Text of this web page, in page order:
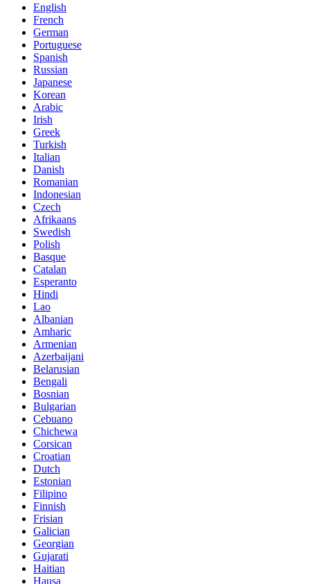
English
French
German
Portuguese
Spanish
Russian
Japanese
Korean
Arabic
Irish
Greek
Turkish
Italian
Danish
Romanian
Indonesian
Czech
Afrikaans
Swedish
Polish
Basque
Catalan
Esperanto
Hindi
Lao
Albanian
Amharic
Armenian
Azerbaijani
Belarusian
Bengali
Bosnian
Bulgarian
Cebuano
Chichewa
Corsican
Croatian
Dutch
Estonian
Filipino
Finnish
Frisian
Galician
Georgian
Gujarati
Haitian
Hausa